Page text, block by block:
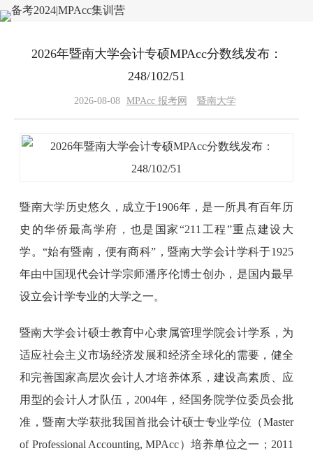
2026年暨南大学会计专硕MPAcc分数线发布：
248/102/51
2026-08-08 MPAcc 报考网 暨南大学
暨南大学历史悠久，成立于1906年，是一所具有百年历
史的华侨最高学府，也是国家“211工程”重点建设大
学。“始有暨南，便有商科”，暨南大学会计学科于1925
年由中国现代会计学宗师潘序伦博士创办，是国内最早
设立会计学专业的大学之一。
暨南大学会计硕士教育中心隶属管理学院会计学系，为
适应社会主义市场经济发展和经济全球化的需要，健全
和完善国家高层次会计人才培养体系，建设高素质、应
用型的会计人才队伍，2004年，经国务院学位委员会批
准，暨南大学获批我国首批会计硕士专业学位（Master
of Professional Accounting, MPAcc）培养单位之一；2011